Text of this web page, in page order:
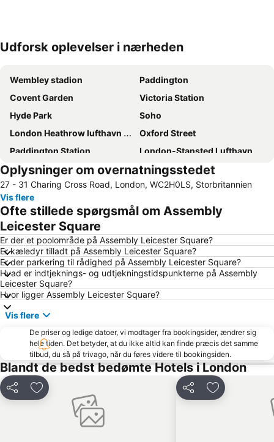
Udvid kort
Udforsk oplevelser i nærheden
Wembley stadion
Paddington
Covent Garden
Victoria Station
Hyde Park
Soho
London Heathrow lufthavn (LHR)
Oxford Street
Paddington Station
London-Stansted Lufthavn
Kensington
London Gatwick Airport
Liverpool Street Station
Piccadilly Circus
Camden Town
Emirates Stadium
Bloomsbury
Big Ben
Bayswater
Tottenham Hotspur Stadium
Kings Cross
Tottenham
Mayfair
Earls Court
London Bridge
Wembley
Shoreditch
Marylebone
Waterloo Station
South Kensington
The O2 Arena
Islington
Victoria
Tower Bridge
St Giles
Russell Square
Stratford Station
Oplysninger om overnatningsstedet
27 - 31 Charing Cross Road, London, WC2H0LS, Storbritannien
Vis flere
Ofte stillede spørgsmål om Assembly
Leicester Square
Er der et poolområde på Assembly Leicester Square?
Er kæledyr tilladt på Assembly Leicester Square?
Er der parkering til rådighed på Assembly Leicester Square?
Hvad er indtjeknings- og udtjekningstidspunkterne på Assembly
Leicester Square?
Hvor ligger Assembly Leicester Square?
Vis flere
De priser og ledige datoer, vi modtager fra bookingsider, ændrer sig
hele tiden. Det betyder, at du ikke altid kan finde præcis det samme
tilbud, du så på trivago, når du føres videre til bookingsiden.
Blandt de bedst bedømte Hotels i London
Del Føj til favoritter Del Føj til